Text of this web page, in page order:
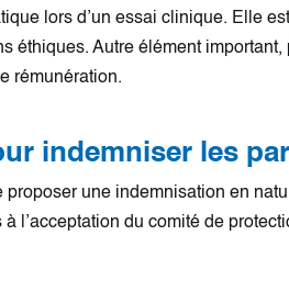
lors d’un essai clinique. Elle
éthiques. Autre élément
rémunération.
indemniser les
proposer une indemnisation en
l’acceptation du comité de